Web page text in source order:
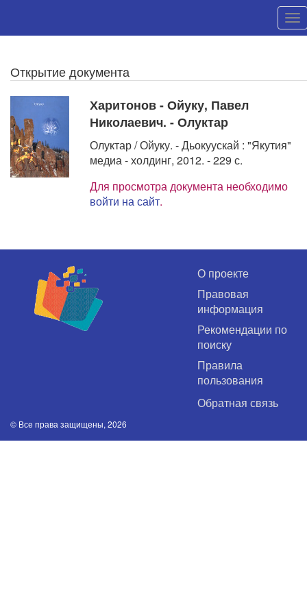
Открытие документа
Харитонов - Ойуку, Павел
Николаевич. - Олуктар
Олуктар / Ойуку. - Дьокуускай : "Якутия"
медиа - холдинг, 2012. - 229 с.
Для просмотра документа необходимо
войти на сайт.
О проекте
Правовая
информация
Рекомендации по
поиску
Правила
пользования
Обратная связь
© Все права защищены, 2026